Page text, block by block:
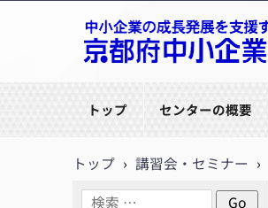
トップ センターの概要
トップ › 講習会・セミナー ›